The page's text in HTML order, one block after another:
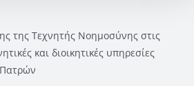
της Τεχνητής Νοημοσύνης στις
και διοικητικές υπηρεσίες